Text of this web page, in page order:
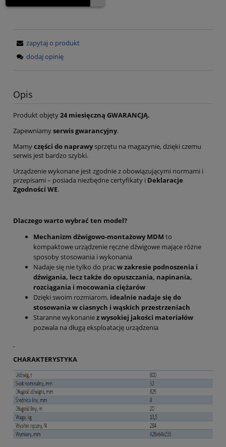
zapytaj o produkt
dodaj opinię
Opis
Produkt objęty24 miesięczną GWARANCJĄ.
Zapewniamyserwis gwarancyjny.
Mamyczęści do naprawysprzętu na magazynie, dzięki czemu
serwis jest bardzo szybki.
Urządzenie wykonane jest zgodnie z obowiązującymi normami i
przepisami – posiada niezbędne certyfikaty i Deklaracje
Zgodności WE.
Dlaczego warto wybrać ten model?
Mechanizm dźwigowo-montażowy MDM to
kompaktowe urządzenie ręczne dźwigowe mające różne
sposoby stosowania i wykonania
Nadaje się nie tylko do pracw zakresie podnoszenia i
dźwigania, lecz także do opuszczania, napinania,
rozciągania i mocowania ciężarów
Dzięki swoim rozmiarom, idealnie nadaje się do
stosowania w ciasnych i wąskich przestrzeniach
Staranne wykonaniez wysokiej jakości materiałów
pozwala na długą eksploatację urządzenia
CHARAKTERYSTYKA